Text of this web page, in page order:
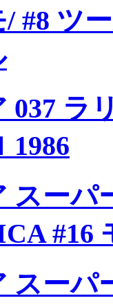
#8 ツ
037 ラ
1986
スーパ
#16
スーパ